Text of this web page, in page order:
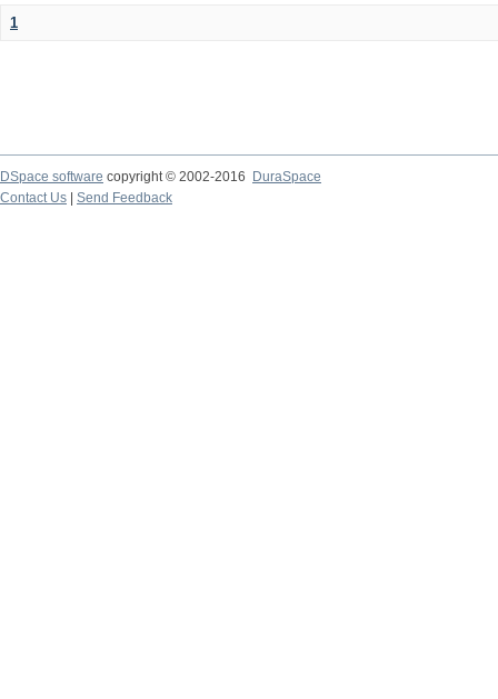
1
DSpace software copyright © 2002-2016
DuraSpace
Contact Us
Send Feedback